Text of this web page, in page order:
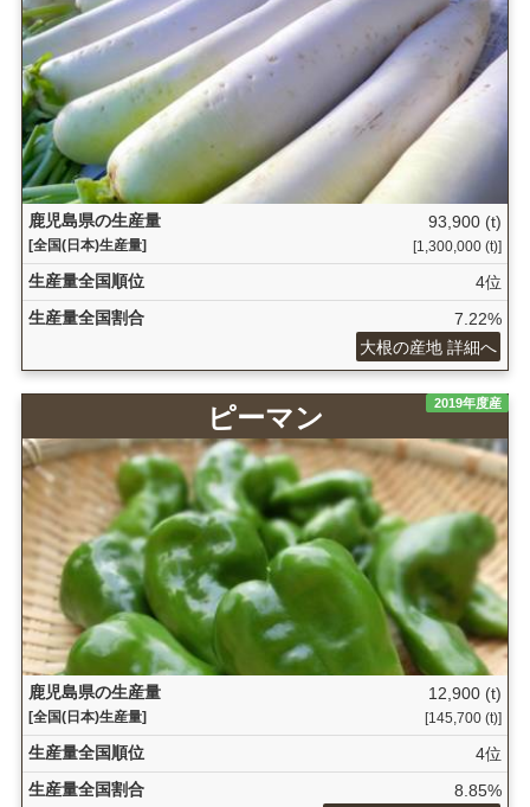
鹿児島県の生産量
[全国(日本)生産量]
93,900 (t)
[1,300,000 (t)]
生産量全国順位
4位
生産量全国割合
7.22%
大根の産地 詳細へ
2019年度産
ピーマン
鹿児島県の生産量
[全国(日本)生産量]
12,900 (t)
[145,700 (t)]
生産量全国順位
4位
生産量全国割合
8.85%